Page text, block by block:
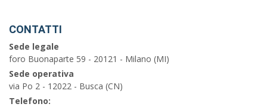
CONTATTI
Sede legale
foro Buonaparte 59 - 20121 - Milano (MI)
Sede operativa
via Po 2 - 12022 - Busca (CN)
Telefono: